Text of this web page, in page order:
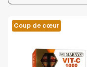
Coup de cœur